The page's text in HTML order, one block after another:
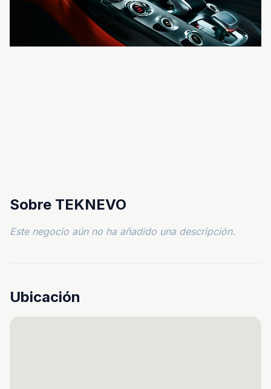
Sobre TEKNEVO
Este negocio aún no ha añadido una descripción.
Ubicación